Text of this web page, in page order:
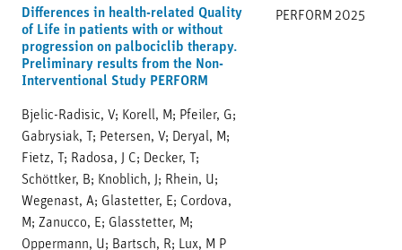
Differences in health-related Quality
of Life in patients with or without
progression on palbociclib therapy.
Preliminary results from the Non-
Interventional Study PERFORM
Bjelic-Radisic, V; Korell, M; Pfeiler, G;
Gabrysiak, T; Petersen, V; Deryal, M;
Fietz, T; Radosa, J C; Decker, T;
Schöttker, B; Knoblich, J; Rhein, U;
Wegenast, A; Glastetter, E; Cordova,
M; Zanucco, E; Glasstetter, M;
Oppermann, U; Bartsch, R; Lux, M P
PERFORM 2025